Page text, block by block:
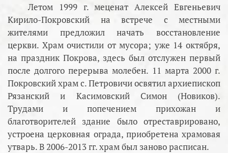
Летом 1999 г. меценат Алексей Евгеньевич
Кирило-Покровский на встрече с местными
жителями предложил начать восстановление
церкви. Храм очистили от мусора; уже 14 октября,
на праздник Покрова, здесь был отслужен первый
после долгого перерыва молебен. 11 марта 2000 г.
Покровский храм с. Петровичи освятил архиепископ
Рязанский и Касимовский Симон (Новиков).
Трудами и попечением прихожан и
благотворителей здание было отреставрировано,
устроена церковная ограда, приобретена храмовая
утварь. В 2006-2013 гг. храм был заново расписан.